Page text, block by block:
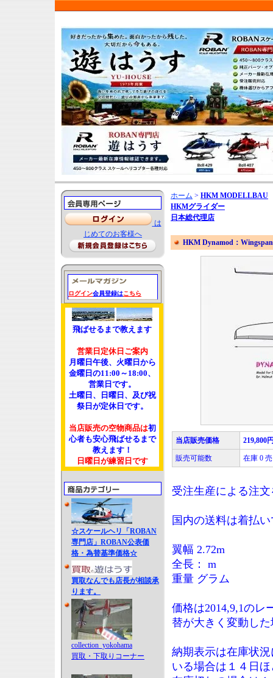
は
じめてのお客様へ
ログイン会員登録はこちら
飛ばせるまで教えます
営業日定休日ご案内
月曜日午後、火曜日から
金曜日の11:00～18:00、
営業日です。
土曜日、日曜日、及び祝
祭日が定休日です。
当店販売の空物商品は初
心者も安心飛ばせるまで
教えます！
日曜日が練習日です
☆スケールヘリ「ROBAN
専門店」ROBAN公表価
格・為替基準価格☆
買取なんでも店長が相談承
ります。
collection_yokohama
買取・下取りコーナー
ホーム > HKM MODELLBAU
HKMグライダー
日本総代理店
HKM Dynamod：
当店販売価格 219,800
販売可能数 在庫 0
受注生産による注
国内の送料は着払
翼幅 2.72m
全長： m
重量 グラム
価格は2014,9,1のレ
替が大きく変動し
納期表示は在庫状
いる場合は１４日ほ